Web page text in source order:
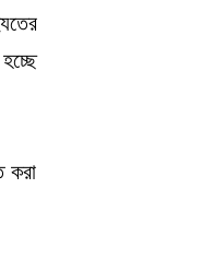
করা